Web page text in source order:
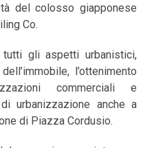
del colosso giapponese
Co.
gli aspetti urbanistici,
l’ottenimento
commerciali e
urbanizzazione anche a
di Piazza Cordusio.